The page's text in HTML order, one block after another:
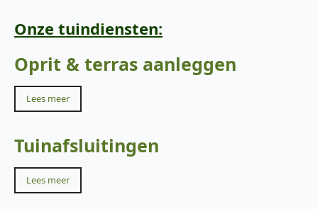
Onze tuindiensten:
Oprit & terras aanleggen
Lees meer
Tuinafsluitingen
Lees meer